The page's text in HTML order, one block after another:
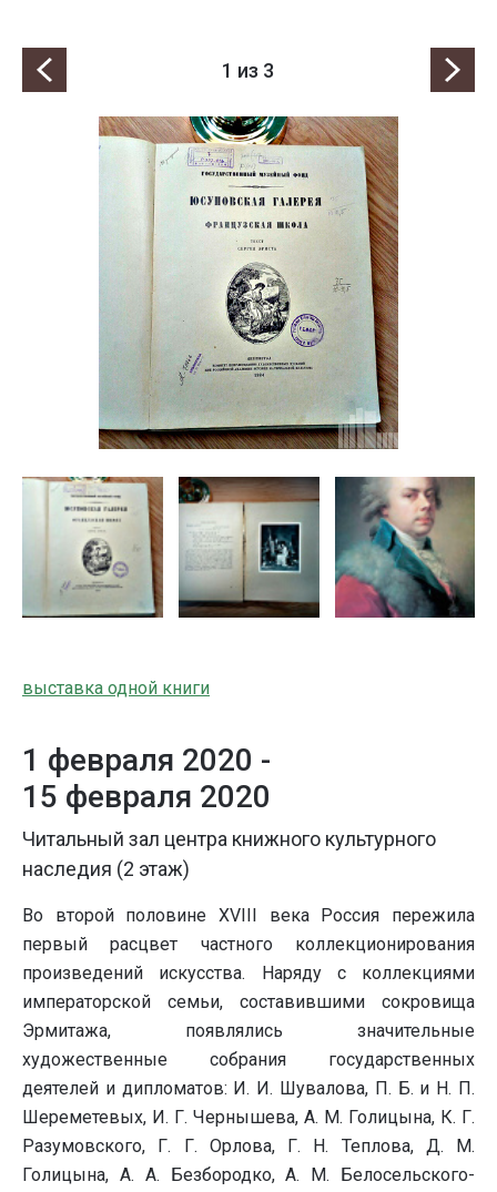
1 из 3
выставка одной книги
1 февраля 2020 -
15 февраля 2020
Читальный зал центра книжного культурного
наследия (2 этаж)
Во второй половине XVIII века Россия пережила
первый расцвет частного коллекционирования
произведений искусства. Наряду с коллекциями
императорской семьи, составившими сокровища
Эрмитажа, появлялись значительные
художественные собрания государственных
деятелей и дипломатов: И. И. Шувалова, П. Б. и Н. П.
Шереметевых, И. Г. Чернышева, А. М. Голицына, К. Г.
Разумовского, Г. Г. Орлова, Г. Н. Теплова, Д. М.
Голицына, А. А. Безбородко, А. М. Белосельского-